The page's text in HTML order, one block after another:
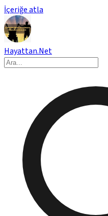
İçeriğe atla
Hayattan.Net